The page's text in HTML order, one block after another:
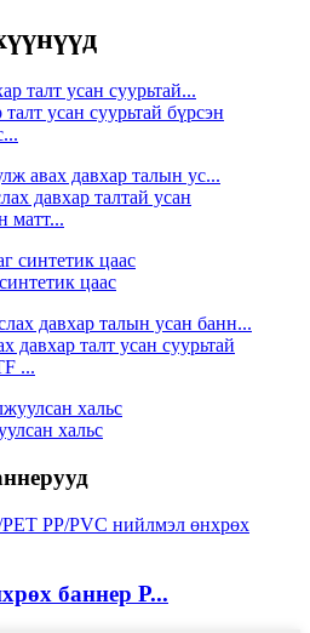
усан суурьтай бүрсэн
давхар талтай усан
матт...
цаас
давхар талт усан суурьтай
...
хальс
баннер P...